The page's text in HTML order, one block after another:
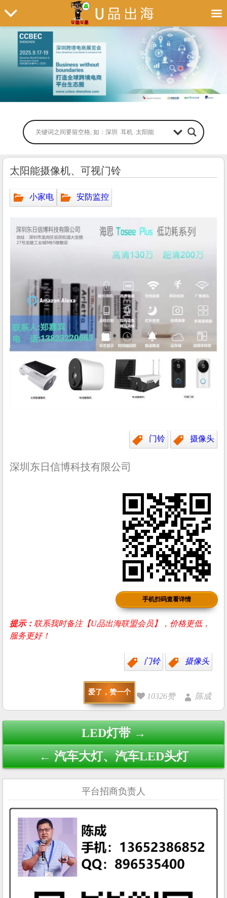
太阳能摄像机、可视门铃
小家电 安防监控
门铃 摄像头
深圳东日信博科技有限公司
手机扫码查看详情
提示：联系我时备注【U品出海联盟会员】，价格更低，
服务更好！
门铃 摄像头
爱了，赞一个 10326赞 陈成
Post
navigation
LED灯带 →
← 汽车大灯、汽车LED头灯
平台招商负责人